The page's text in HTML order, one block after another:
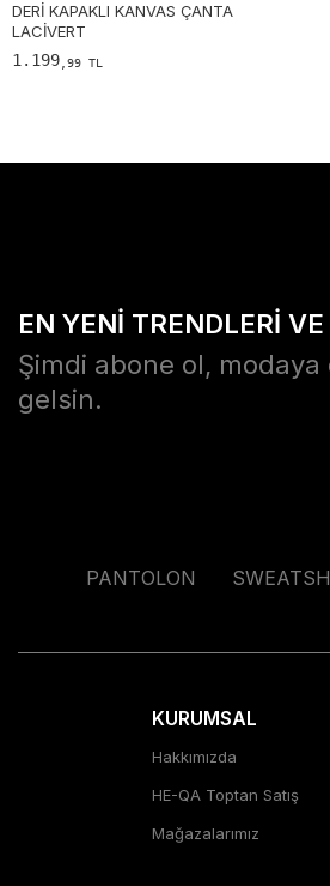
DERI KAPAKLI KANVAS ÇANTA
LACIVERT
1.199,99 TL
EN YENİ TRENDLERİ
Şimdi abone ol,
gelsin.
PANTOLON
KURUMSAL
Hakkımızda
HE-QA Toptan Satış
Mağazalarımız